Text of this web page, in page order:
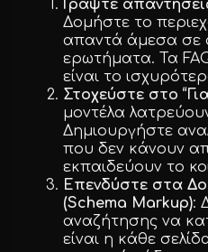
Γράψτε
Δομήστε το
απαντά άμεσα σε
ερωτήματα. Τα
είναι το
Στοχεύστε στο
μοντέλα
Δημιουργήστε
που δεν κάνουν
εκπαιδεύουν το
Επενδύστε στα
(Schema Markup):
αναζήτησης να
είναι η κάθε